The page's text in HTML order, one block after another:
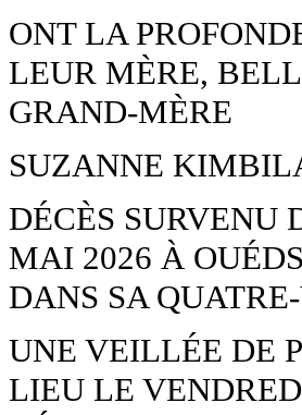
ONT LA
LEUR MÈRE,
GRAND-MÈRE
SUZANNE
DÉCÈS SURVENU
MAI 2026 À
DANS SA
UNE VEILLÉE DE
LIEU LE